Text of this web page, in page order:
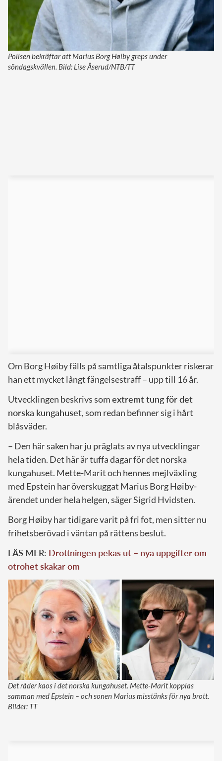
Polisen bekräftar att Marius Borg Høiby greps under
söndagskvällen. Bild: Lise Åserud/NTB/TT
Om Borg Høiby fälls på samtliga åtalspunkter riskerar
han ett mycket långt fängelsestraff – upp till 16 år.
Utvecklingen beskrivs somextremt tung för det
norska kungahuset, som redan befinner sig i hårt
blåsväder.
– Den här saken har ju präglats av nya utvecklingar
hela tiden. Det här är tuffa dagar för det norska
kungahuset. Mette-Marit och hennes mejlväxling
med Epstein har överskuggat Marius Borg Høiby-
ärendet under hela helgen, säger Sigrid Hvidsten.
Borg Høiby har tidigare varit på fri fot, men sitter nu
frihetsberövad i väntan på rättens beslut.
LÄS MER: Drottningen pekas ut – nya uppgifter om
otrohet skakar om
Det råder kaos i det norska kungahuset. Mette-Marit kopplas
samman med Epstein – och sonen Marius misstänks för nya brott.
Bilder: TT